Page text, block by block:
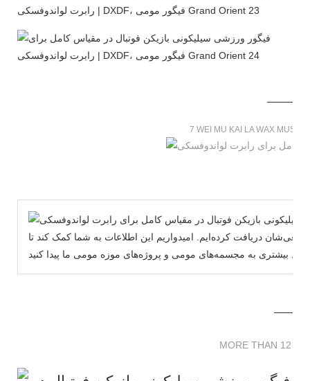
7 WEI MU KAI LA WAX
مومی وی‌موکایلا در اندازه واقعی‌شان دریافت کرده‌ایم. امیدواریم این اطلاعات به شما کمک کند تا
MORE THAN 12